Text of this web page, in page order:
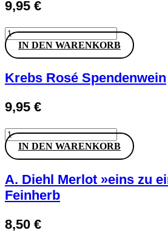
9,95 €
Krebs
Grauburgunder
Spendenwein
IN DEN WARENKORB
Krebs Rosé Spendenwein
9,95 €
Krebs
Rosé
Spendenwein
IN DEN WARENKORB
A. Diehl Merlot »eins zu
Feinherb
8,50 €